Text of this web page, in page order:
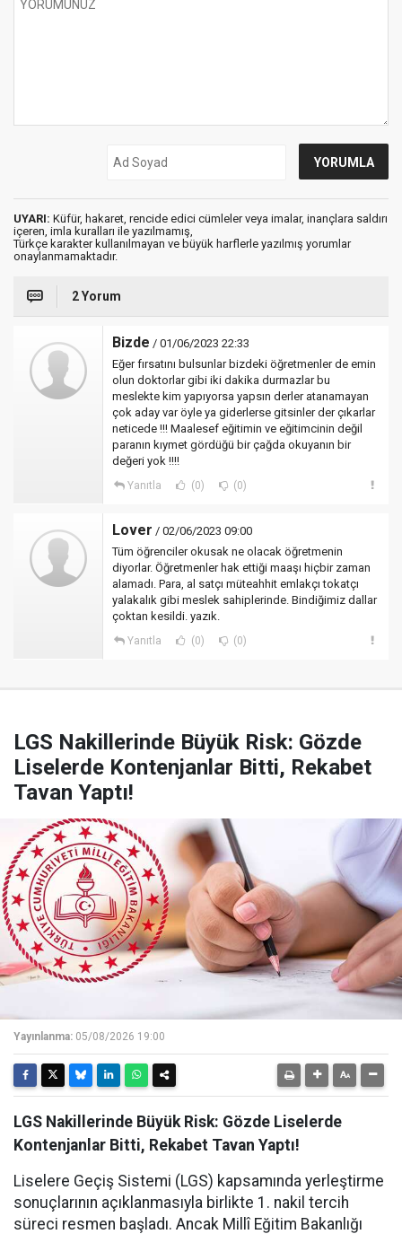
UYARI: Küfür, hakaret, rencide edici cümleler veya imalar, inançlara saldırı
içeren, imla kuralları ile yazılmamış,
Türkçe karakter kullanılmayan ve büyük harflerle yazılmış yorumlar
onaylanmamaktadır.
2 Yorum
Bizde / 01/06/2023 22:33
Eğer fırsatını bulsunlar bizdeki öğretmenler de emin
olun doktorlar gibi iki dakika durmazlar bu
meslekte kim yapıyorsa yapsın derler atanamayan
çok aday var öyle ya giderlerse gitsinler der çıkarlar
neticede !!! Maalesef eğitimin ve eğitimcinin değil
paranın kıymet gördüğü bir çağda okuyanın bir
değeri yok !!!!
Yanıtla (0) (0)
Lover / 02/06/2023 09:00
Tüm öğrenciler okusak ne olacak öğretmenin
diyorlar. Öğretmenler hak ettiği maaşı hiçbir zaman
alamadı. Para, al satçı müteahhit emlakçı tokatçı
yalakalık gibi meslek sahiplerinde. Bindiğimiz dallar
çoktan kesildi. yazık.
Yanıtla (0) (0)
LGS Nakillerinde Büyük Risk: Gözde
Liselerde Kontenjanlar Bitti, Rekabet
Tavan Yaptı!
Yayınlanma: 05/08/2026 19:00
LGS Nakillerinde Büyük Risk: Gözde Liselerde
Kontenjanlar Bitti, Rekabet Tavan Yaptı!
Liselere Geçiş Sistemi (LGS) kapsamında yerleştirme
sonuçlarının açıklanmasıyla birlikte 1. nakil tercih
süreci resmen başladı. Ancak Millî Eğitim Bakanlığı